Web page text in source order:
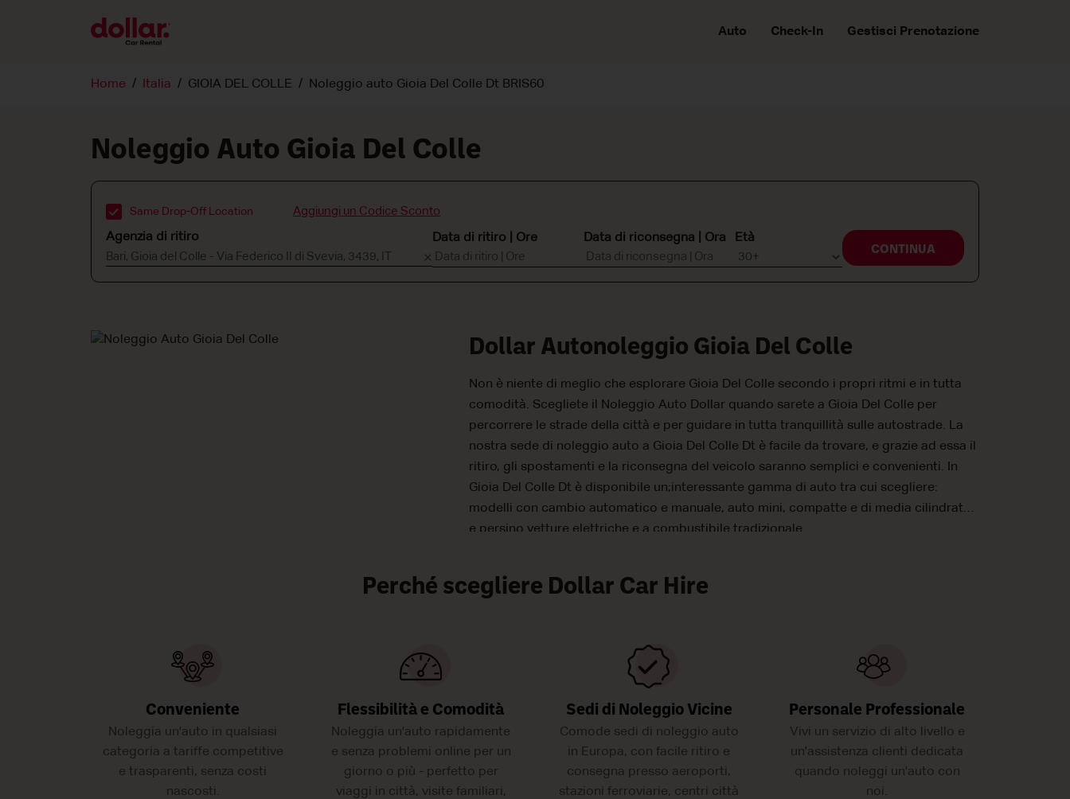
Auto Check-In Gestisci Prenotazione
Home Italia GIOIA DEL COLLE Noleggio auto Gioia Del Colle Dt BRIS60
Noleggio Auto Gioia Del Colle
Same Drop-Off Location Aggiungi un Codice Sconto
Agenzia di ritiro Data di ritiro | Ore Data di riconsegna | Ora
Età
CONTINUA
Dollar Autonoleggio Gioia Del Colle
Non è niente di meglio che esplorare Gioia Del Colle secondo i propri ritmi e in tutta
comodità. Scegliete il Noleggio Auto Dollar quando sarete a Gioia Del Colle per
percorrere le strade della città e per guidare in tutta tranquillità sulle autostrade. La
nostra sede di noleggio auto a Gioia Del Colle Dt è facile da trovare, e grazie ad essa il
ritiro, gli spostamenti e la riconsegna del veicolo saranno semplici e convenienti. In
Gioia Del Colle Dt è disponibile un;interessante gamma di auto tra cui scegliere:
modelli con cambio automatico e manuale, auto mini, compatte e di media cilindrata
e persino vetture elettriche e a combustibile tradizionale.
Perché scegliere Dollar Car Hire
Conveniente
Noleggia un'auto in qualsiasi
categoria a tariffe competitive
e trasparenti, senza costi
nascosti.
Flessibilità e Comodità
Noleggia un'auto rapidamente
e senza problemi online per un
giorno o più - perfetto per
viaggi in città, visite familiari,
Sedi di Noleggio Vicine
Comode sedi di noleggio auto
in Europa, con facile ritiro e
consegna presso aeroporti,
stazioni ferroviarie, centri città
Personale Professionale
Vivi un servizio di alto livello e
un'assistenza clienti dedicata
quando noleggi un'auto con
noi.